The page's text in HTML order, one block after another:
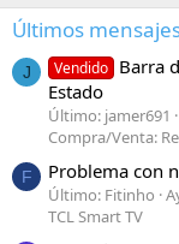
Últimos
J Vendido Barra
Estado
Último: jamer691
Compra/Venta:
F Problema con
Último: Fitinho
TCL Smart TV